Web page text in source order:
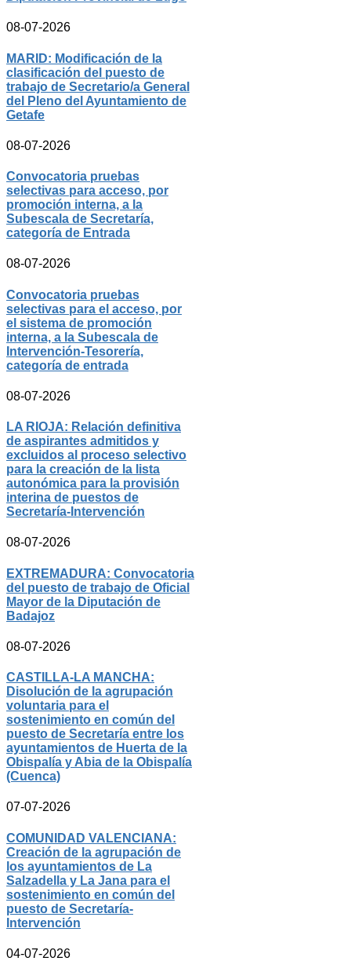
08-07-2026
MARID: Modificación de la
clasificación del puesto de
trabajo de Secretario/a General
del Pleno del Ayuntamiento de
Getafe
08-07-2026
Convocatoria pruebas
selectivas para acceso, por
promoción interna, a la
Subescala de Secretaría,
categoría de Entrada
08-07-2026
Convocatoria pruebas
selectivas para el acceso, por
el sistema de promoción
interna, a la Subescala de
Intervención-Tesorería,
categoría de entrada
08-07-2026
LA RIOJA: Relación definitiva
de aspirantes admitidos y
excluidos al proceso selectivo
para la creación de la lista
autonómica para la provisión
interina de puestos de
Secretaría-Intervención
08-07-2026
EXTREMADURA: Convocatoria
del puesto de trabajo de Oficial
Mayor de la Diputación de
Badajoz
08-07-2026
CASTILLA-LA MANCHA:
Disolución de la agrupación
voluntaria para el
sostenimiento en común del
puesto de Secretaría entre los
ayuntamientos de Huerta de la
Obispalía y Abia de la Obispalía
(Cuenca)
07-07-2026
COMUNIDAD VALENCIANA:
Creación de la agrupación de
los ayuntamientos de La
Salzadella y La Jana para el
sostenimiento en común del
puesto de Secretaría-
Intervención
04-07-2026